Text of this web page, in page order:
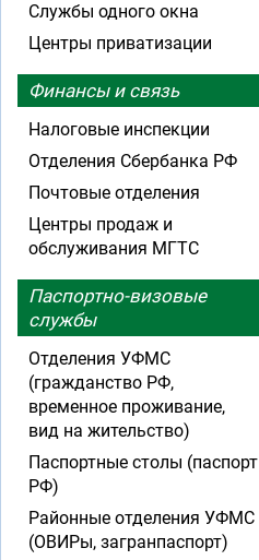
Службы одного окна
Центры приватизации
Финансы и связь
Налоговые инспекции
Отделения Сбербанка РФ
Почтовые отделения
Центры продаж и
обслуживания МГТС
Паспортно-визовые
службы
Отделения УФМС
(гражданство РФ,
временное проживание,
вид на жительство)
Паспортные столы (паспорт
РФ)
Районные отделения УФМС
(ОВИРы, загранпаспорт)